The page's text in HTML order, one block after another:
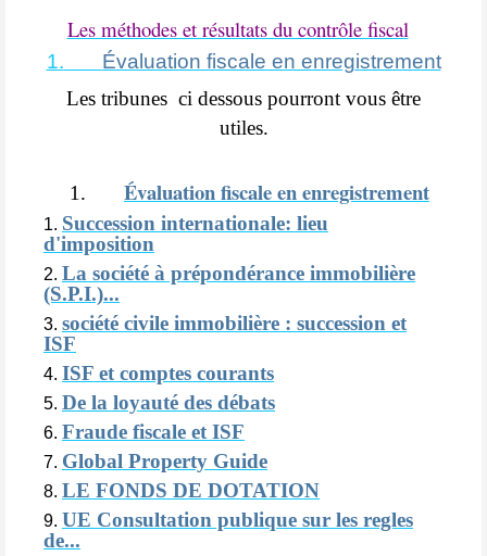
Les méthodes et résultats du contrôle fiscal
1.
Évaluation fiscale en enregistrement
Les tribunes ci dessous pourront vous être
utiles.
1. Évaluation fiscale en enregistrement
Succession internationale: lieu
d'imposition
La société à prépondérance immobilière
(S.P.I.)...
société civile immobilière : succession et
ISF
ISF et comptes courants
De la loyauté des débats
Fraude fiscale et ISF
Global Property Guide
LE FONDS DE DOTATION
UE Consultation publique sur les regles
de...